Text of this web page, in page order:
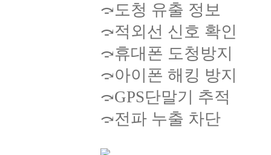
⤼도청 유출 정보
⤼적외선 신호 확인
⤼휴대폰 도청방지
⤼아이폰 해킹 방지
⤼GPS단말기 추적
⤼전파 누출 차단